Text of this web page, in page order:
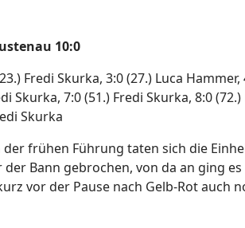
10:0
Fredi Skurka, 3:0 (27.) Luca
Skurka, 7:0 (51.) Fredi Skurka, 8:0
Skurka
der frühen Führung taten sich die
der Bann gebrochen, von da an ging
vor der Pause nach Gelb-Rot auch